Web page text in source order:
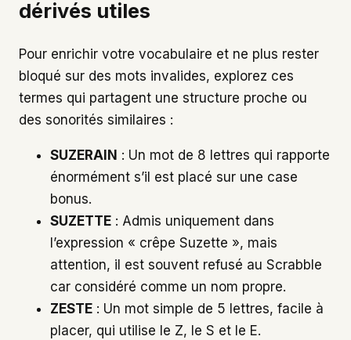
dérivés utiles
Pour enrichir votre vocabulaire et ne plus rester
bloqué sur des mots invalides, explorez ces
termes qui partagent une structure proche ou
des sonorités similaires :
SUZERAIN : Un mot de 8 lettres qui rapporte
énormément s’il est placé sur une case
bonus.
SUZETTE : Admis uniquement dans
l’expression « crêpe Suzette », mais
attention, il est souvent refusé au Scrabble
car considéré comme un nom propre.
ZESTE : Un mot simple de 5 lettres, facile à
placer, qui utilise le Z, le S et le E.